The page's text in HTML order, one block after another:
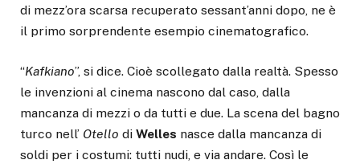
di mezz’ora scarsa recuperato sessant’anni dopo, ne è
il primo sorprendente esempio cinematografico.
“Kafkiano”, si dice. Cioè scollegato dalla realtà. Spesso
le invenzioni al cinema nascono dal caso, dalla
mancanza di mezzi o da tutti e due. La scena del bagno
turco nell’ Otello di Welles nasce dalla mancanza di
soldi per i costumi: tutti nudi, e via andare. Così le